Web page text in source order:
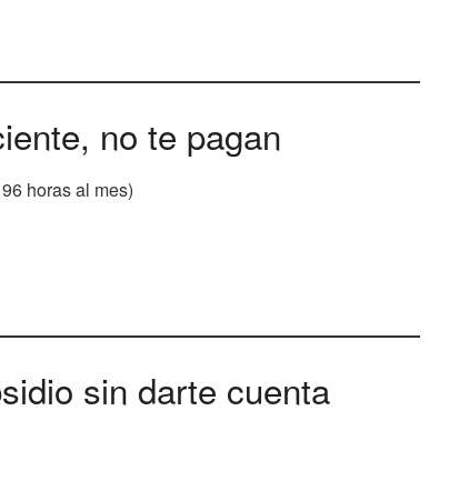
no te pagan
horas al mes)
sin darte cuenta